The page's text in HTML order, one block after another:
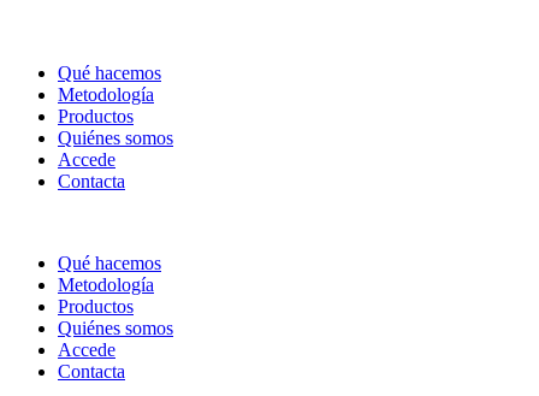
Qué hacemos
Metodología
Productos
Quiénes somos
Accede
Contacta
Qué hacemos
Metodología
Productos
Quiénes somos
Accede
Contacta